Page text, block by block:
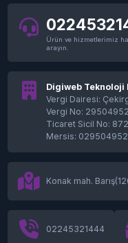
Ürün ve hizmetlerimiz
arayın.
Digiweb Teknoloji
Vergi Dairesi:
Vergi No:
Ticaret Sicil No:
Mersis:
Konak mah.
02245321444